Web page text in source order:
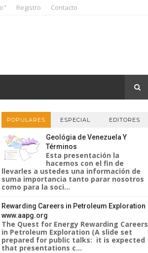
Registro Contacto
POPULARES ESPECIAL EDITORES
Geológia de Venezuela Y
Términos
Esta presentación la
hacemos con el fin de
llevarles a ustedes una información de
suma importancia tanto parar nosotros
como para la soci...
Rewarding Careers in Petroleum Exploration
www.aapg.org
The Quest for Energy Rewarding Careers
in Petroleum Exploration (A slide set
prepared for public talks: it is expected
that presentations c...